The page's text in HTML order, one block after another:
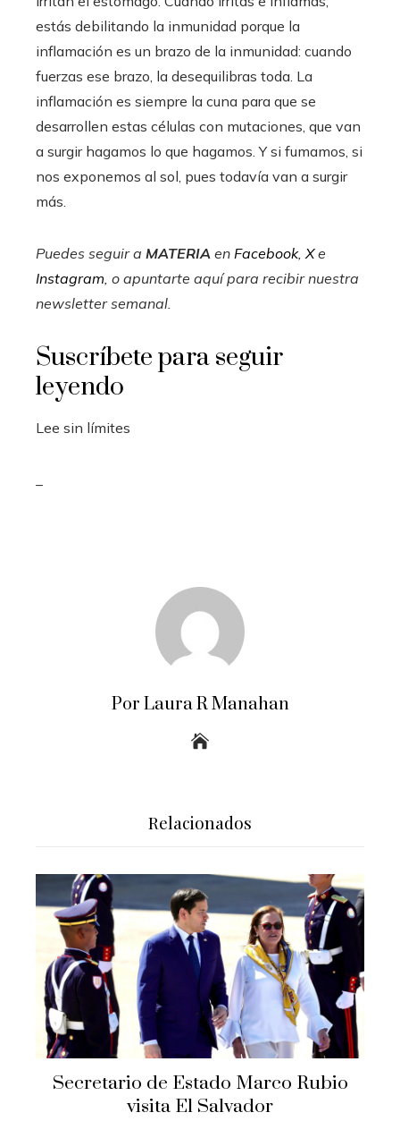
estás debilitando la inmunidad porque la
inflamación es un brazo de la inmunidad: cuando
fuerzas ese brazo, la desequilibras toda. La
inflamación es siempre la cuna para que se
desarrollen estas células con mutaciones, que van
a surgir hagamos lo que hagamos. Y si fumamos, si
nos exponemos al sol, pues todavía van a surgir
más.
Puedes seguir a MATERIA en Facebook, Xe
Instagram , o apuntarte aquí para recibirnuestra
newsletter semanal
Suscríbete para seguir
leyendo
Lee sin límites
Por Laura R Manahan
Relacionados
Secretario de Estado Marco Rubio
visita El Salvador